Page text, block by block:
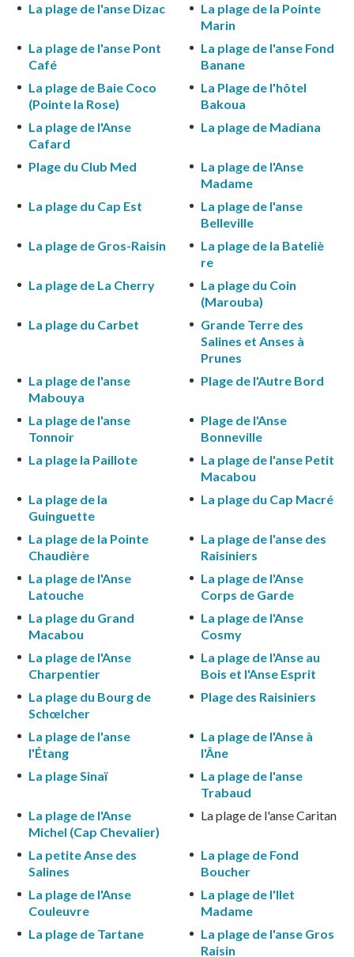
La plage de l'anse Dizac
La plage de la Pointe
Marin
La plage de l'anse Pont
Café
La plage de l'anse Fond
Banane
La plage de Baie Coco
(Pointe la Rose)
La Plage de l'hôtel
Bakoua
La plage de l'Anse
Cafard
La plage de Madiana
Plage du Club Med
La plage de l'Anse
Madame
La plage du Cap Est
La plage de l'anse
Belleville
La plage de Gros-Raisin
La plage de la Bateliè
re
La plage de La Cherry
La plage du Coin
(Marouba)
La plage du Carbet
Grande Terre des
Salines et Anses à
Prunes
La plage de l'anse
Mabouya
Plage de l'Autre Bord
La plage de l'anse
Tonnoir
Plage de l'Anse
Bonneville
La plage la Paillote
La plage de l'anse Petit
Macabou
La plage de la
Guinguette
La plage du Cap Macré
La plage de la Pointe
Chaudière
La plage de l'anse des
Raisiniers
La plage de l'Anse
Latouche
La plage de l'Anse
Corps de Garde
La plage du Grand
Macabou
La plage de l'Anse
Cosmy
La plage de l'Anse
Charpentier
La plage de l'Anse au
Bois et l'Anse Esprit
La plage du Bourg de
Schœlcher
Plage des Raisiniers
La plage de l'anse
l'Étang
La plage de l'Anse à
l'Âne
La plage Sinaï
La plage de l'anse
Trabaud
La plage de l'Anse
Michel (Cap Chevalier)
La plage de l'anse Caritan
La petite Anse des
Salines
La plage de Fond
Boucher
La plage de l'Anse
Couleuvre
La plage de l'Ilet
Madame
La plage de Tartane
La plage de l'anse Gros
Raisin